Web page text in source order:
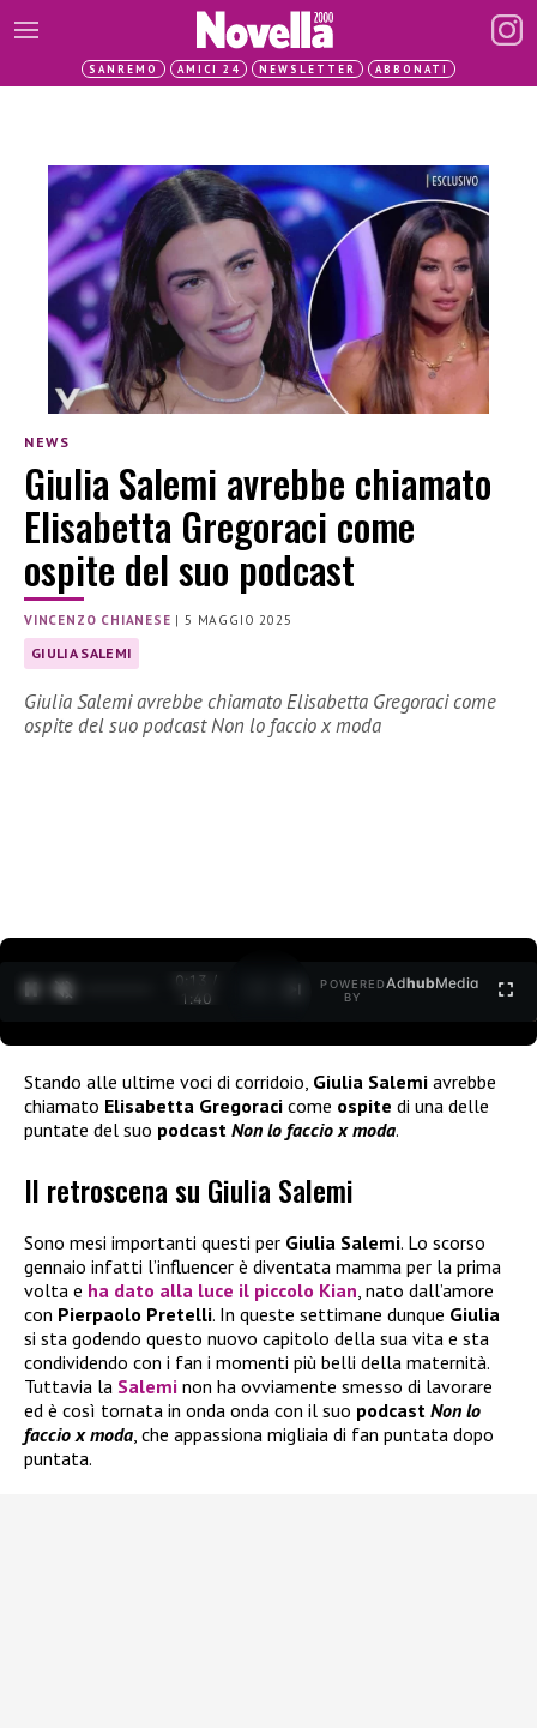
SANREMO AMICI 24 NEWSLETTER ABBONATI
NEWS
Giulia Salemi avrebbe chiamato
Elisabetta Gregoraci come
ospite del suo podcast
VINCENZO CHIANESE |5 MAGGIO 2025
GIULIA SALEMI
Giulia Salemi avrebbe chiamato Elisabetta Gregoraci come
ospite del suo podcast Non lo faccio x moda
0:14 /
1:40
POWERED
BY
AdhubMedia
Stando alle ultime voci di corridoio, Giulia Salemi avrebbe
chiamato Elisabetta Gregoraci come ospite di una delle
puntate del suo podcast Non lo faccio x moda.
Il retroscena su Giulia Salemi
Sono mesi importanti questi per Giulia Salemi. Lo scorso
gennaio infatti l’influencer è diventata mamma per la prima
volta e ha dato alla luce il piccolo Kian, nato dall’amore
con Pierpaolo Pretelli. In queste settimane dunque Giulia
si sta godendo questo nuovo capitolo della sua vita e sta
condividendo con i fan i momenti più belli della maternità.
Tuttavia la Salemi non ha ovviamente smesso di lavorare
ed è così tornata in onda onda con il suo podcast Non lo
faccio x moda, che appassiona migliaia di fan puntata dopo
puntata.